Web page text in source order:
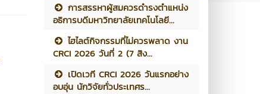
การสรรหาผู้สมควรดำรงตำแหน่ง
อธิการบดีมหาวิทยาลัยเทคโนโลยี...
ไฮไลต์กิจกรรมที่ไม่ควรพลาด งาน
CRCI 2026 วันที่ 2 (7 สิง...
เปิดเวที CRCI 2026 วันแรกอย่าง
อบอุ่น นักวิจัยทั่วประเทศร...